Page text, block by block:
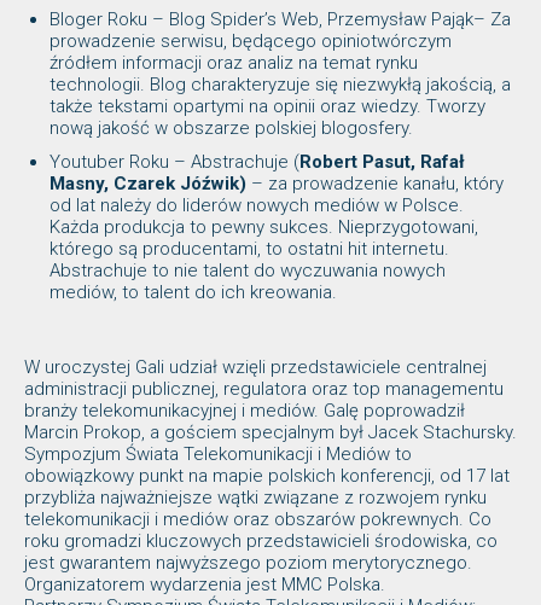
Bloger Roku – Blog Spider’s Web, Przemysław Pająk– Za
prowadzenie serwisu, będącego opiniotwórczym
źródłem informacji oraz analiz na temat rynku
technologii. Blog charakteryzuje się niezwykłą jakością, a
także tekstami opartymi na opinii oraz wiedzy. Tworzy
nową jakość w obszarze polskiej blogosfery.
Youtuber Roku – Abstrachuje (Robert Pasut, Rafał
Masny, Czarek Jóźwik) – za prowadzenie kanału, który
od lat należy do liderów nowych mediów w Polsce.
Każda produkcja to pewny sukces. Nieprzygotowani,
którego są producentami, to ostatni hit internetu.
Abstrachuje to nie talent do wyczuwania nowych
mediów, to talent do ich kreowania.
W uroczystej Gali udział wzięli przedstawiciele centralnej
administracji publicznej, regulatora oraz top managementu
branży telekomunikacyjnej i mediów. Galę poprowadził
Marcin Prokop, a gościem specjalnym był Jacek Stachursky.
Sympozjum Świata Telekomunikacji i Mediów to
obowiązkowy punkt na mapie polskich konferencji, od 17 lat
przybliża najważniejsze wątki związane z rozwojem rynku
telekomunikacji i mediów oraz obszarów pokrewnych. Co
roku gromadzi kluczowych przedstawicieli środowiska, co
jest gwarantem najwyższego poziom merytorycznego.
Organizatorem wydarzenia jest MMC Polska.